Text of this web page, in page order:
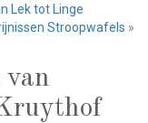
Lek tot Linge
Stroopwafels »
van